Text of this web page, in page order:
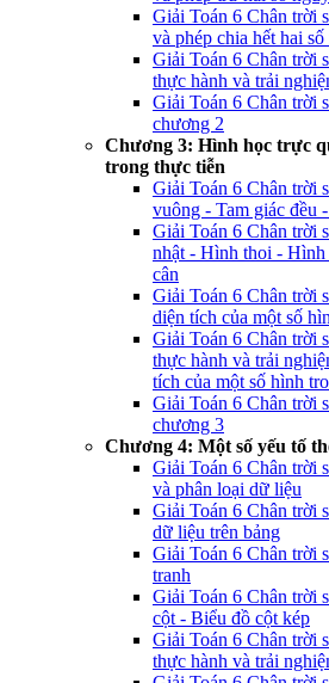
Giải Toán 6 Chân trời
và phép chia hết hai số
Giải Toán 6 Chân trời
thực hành và trải
Giải Toán 6 Chân trời
chương 2
Chương 3: Hình học trực
trong thực tiễn
Giải Toán 6 Chân trời
vuông - Tam giác đều
Giải Toán 6 Chân trời
nhật - Hình thoi -
cân
Giải Toán 6 Chân trời
diện tích của một số
Giải Toán 6 Chân trời
thực hành và trải
tích của một số hình
Giải Toán 6 Chân trời
chương 3
Chương 4: Một số yếu tố
Giải Toán 6 Chân trời
và phân loại dữ liệu
Giải Toán 6 Chân trời
dữ liệu trên bảng
Giải Toán 6 Chân trời
tranh
Giải Toán 6 Chân trời
cột - Biểu đồ cột kép
Giải Toán 6 Chân trời
thực hành và trải